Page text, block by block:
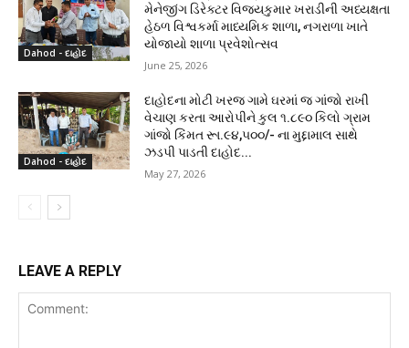
Dahod - દાહોદ
મેનેજીંગ ડિરેક્ટર વિજયકુમાર ખરાડીની અધ્યક્ષતા
હેઠળ વિશ્વકર્મા માધ્યમિક શાળા, નગરાળા ખાતે
યોજાયો શાળા પ્રવેશોત્સવ
June 25, 2026
Dahod - દાહોદ
દાહોદના મોટી ખરજ ગામે ઘરમાં જ ગાંજો રાખી
વેચાણ કરતા આરોપીને કુલ ૧.૮૯૦ કિલો ગ્રામ
ગાંજો કિંમત રૂા.૯૪,૫૦૦/- ના મુદ્દામાલ સાથે
ઝડપી પાડતી દાહોદ...
May 27, 2026
LEAVE A REPLY